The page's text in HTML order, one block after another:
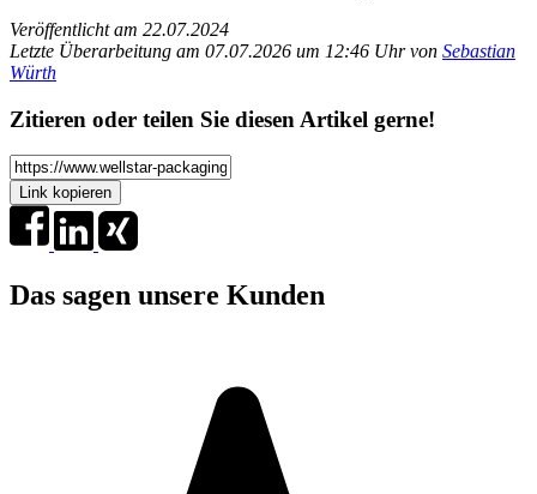
Veröffentlicht am 22.07.2024
Letzte Überarbeitung am 07.07.2026 um 12:46 Uhr von Sebastian
Würth
Zitieren oder teilen Sie diesen Artikel gerne!
Link kopieren
Das sagen unsere Kunden